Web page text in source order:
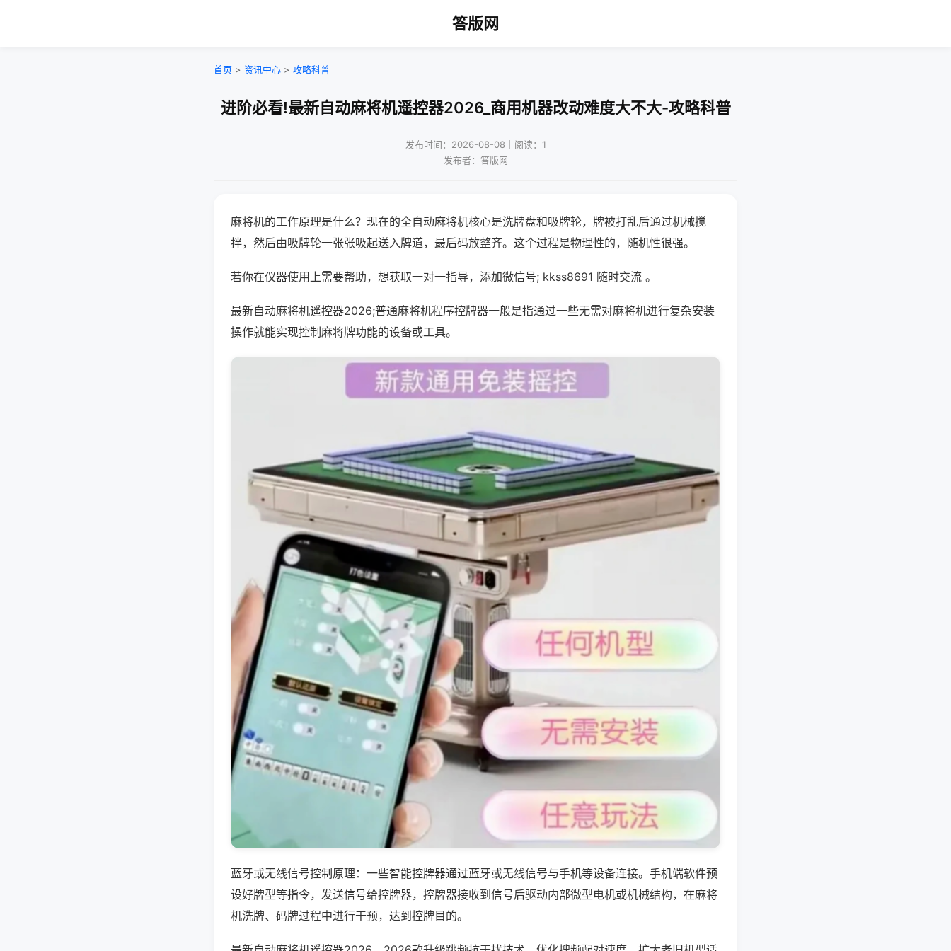
答版网
首页 > 资讯中心 > 攻略科普
进阶必看!最新自动麻将机遥控器2026_商用机器改动难度大不大-攻略科普
发布时间：2026-08-08｜阅读：1
发布者：答版网
麻将机的工作原理是什么？现在的全自动麻将机核心是洗牌盘和吸牌轮，牌被打乱后通过机械搅
拌，然后由吸牌轮一张张吸起送入牌道，最后码放整齐。这个过程是物理性的，随机性很强。
若你在仪器使用上需要帮助，想获取一对一指导，添加微信号; kkss8691 随时交流 。
最新自动麻将机遥控器2026;普通麻将机程序控牌器一般是指通过一些无需对麻将机进行复杂安装
操作就能实现控制麻将牌功能的设备或工具。
蓝牙或无线信号控制原理：一些智能控牌器通过蓝牙或无线信号与手机等设备连接。手机端软件预
设好牌型等指令，发送信号给控牌器，控牌器接收到信号后驱动内部微型电机或机械结构，在麻将
机洗牌、码牌过程中进行干预，达到控牌目的。